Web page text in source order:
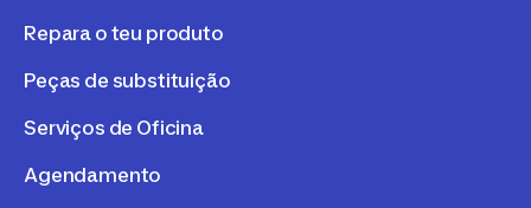
Repara o teu produto
Peças de substituição
Serviços de Oficina
Agendamento